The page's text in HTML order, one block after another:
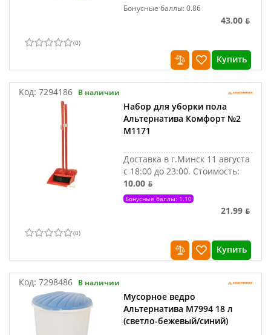
Бонусные баллы: 0.86
43.00 ƃ
(0)
Купить
Код: 7294186 В наличии
Набор для уборки пола
Альтернатива Комфорт №2
М1171
Доставка в г.Минск 11 августа
с 18:00 до 23:00. Стоимость:
10.00 ƃ
Бонусные баллы: 1.10
21.99 ƃ
(0)
Купить
Код: 7298486 В наличии
Мусорное ведро
Альтернатива М7994 18 л
(светло-бежевый/синий)